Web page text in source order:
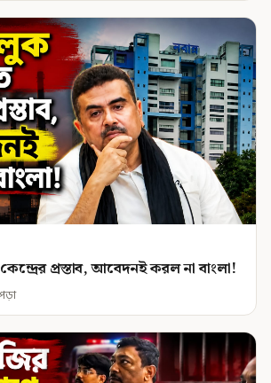
প্রস্তাব, আবেদনই করল না বাংলা!